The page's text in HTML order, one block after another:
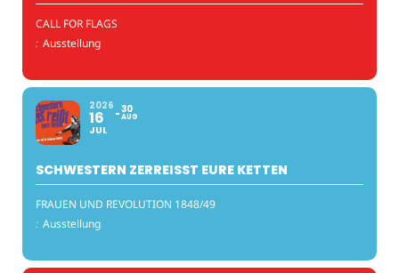
CALL FOR FLAGS
: Ausstellung
2026
16
JUL
30
AUG
SCHWESTERN ZERREISST EURE KETTEN
FRAUEN UND REVOLUTION 1848/49
: Ausstellung